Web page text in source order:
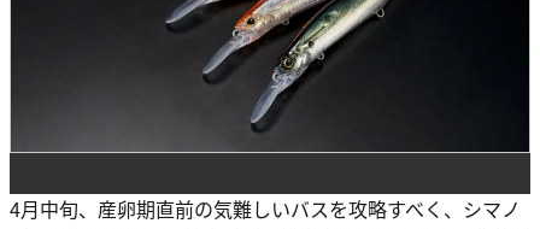
4月中旬、産卵期直前の気難しいバスを攻略すべく、シマノ